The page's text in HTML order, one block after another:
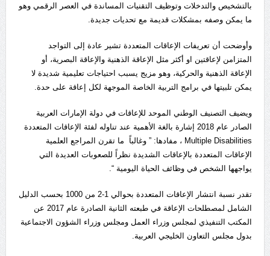
بالتشخيص والتدخلات وتوظيف التقنيات المساندة في العصر الرقمي وهو
ما يمكن وصفه بمشكلات قديمة مع تحديات جديدة.
وأوضحت أن تعريفات الإعاقات المتعددة تشير عادة إلى التواجد
المتزامن لإعاقتين او أكثر مثل الإعاقة الذهنية والإعاقة البصرية، أو
الإعاقة الذهنية والحركية، وهو مزيج يسبب احتياجات تعليمية شديدة لا
يمكن تلبيتها في برامج التربية الخاصة الموجهة لكل إعاقة على حدة.
ويضيف التصنيف الوطني الموحد للإعاقات في دولة الإمارات العربية
الصادر عام 2018 إشارة بالغة الأهمية عند تناوله لفئة الإعاقات المتعددة
Multiple Disabilities ، مفادها: ” وغالباً ما تقرن المراجع العلمية
الإعاقات المتعددة بالإعاقات الشديدة نظراً للصعوبات العديدة التي
يواجهها الشخص في وظائف الحياة اليومية “.
تقدر نسبة انتشار الإعاقات المتعددة بحوالي 1-2 من 1000 بحسب الدليل
الشامل لمصطلحات الإعاقة في طبعته الثانية الصادرة عام 2017 عن
المكتب التنفيذي لمجلس وزراء العمل ومجلس وزراء الشؤون الاجتماعية
بدول مجلس التعاون الخليجي العربية.